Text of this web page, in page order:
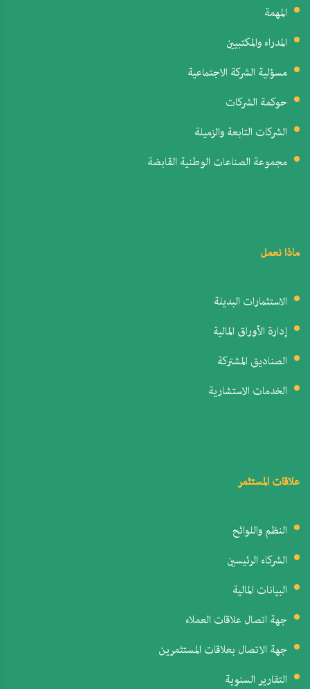
المهمة
المدراء والمكتبيين
مسؤلية الشركة الاجتماعية
حوكمة الشركات
الشركات التابعة والزميلة
مجموعة الصناعات الوطنية القابضة
ماذا نعمل
الاستثمارات البديلة
إدارة الأوراق المالية
الصناديق المشتركة
الخدمات الاستشارية
علاقات المستثمر
النظم واللوائح
الشركاء الرئيسين
البيانات المالية
جهة اتصال علاقات العملاء
جهة الاتصال بعلاقات المستثمرين
التقارير السنوية